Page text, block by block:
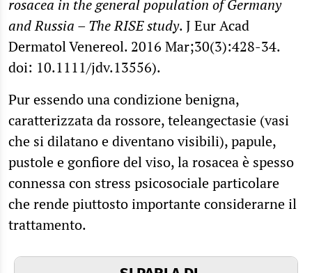
rosacea in the general population of Germany
and Russia – The RISE study. J Eur Acad
Dermatol Venereol. 2016 Mar;30(3):428-34.
doi: 10.1111/jdv.13556).
Pur essendo una condizione benigna,
caratterizzata da rossore, teleangectasie (vasi
che si dilatano e diventano visibili), papule,
pustole e gonfiore del viso, la rosacea è spesso
connessa con stress psicosociale particolare
che rende piuttosto importante considerarne il
trattamento.